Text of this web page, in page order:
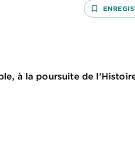
bookmark_border
à la poursuite de